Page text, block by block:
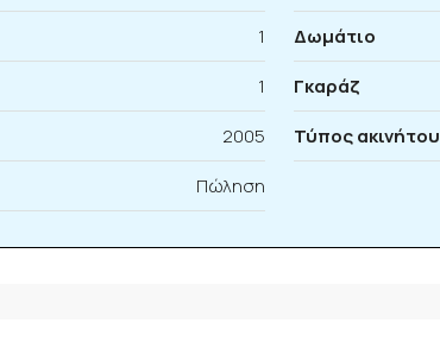
1 Δωμάτιο
1 Γκαράζ
2005 Τύπος ακινήτου
Πώληση